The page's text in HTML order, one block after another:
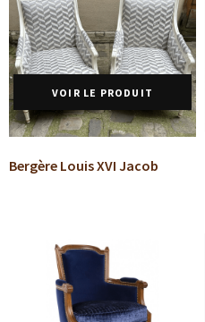
VOIR LE PRODUIT
Bergère Louis XVI Jacob